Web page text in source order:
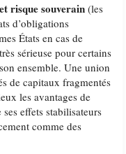
risque souverain (les
d’obligations
États en cas de
sérieuse pour certains
ensemble. Une union
de capitaux fragmentés
les avantages de
effets stabilisateurs
comme des